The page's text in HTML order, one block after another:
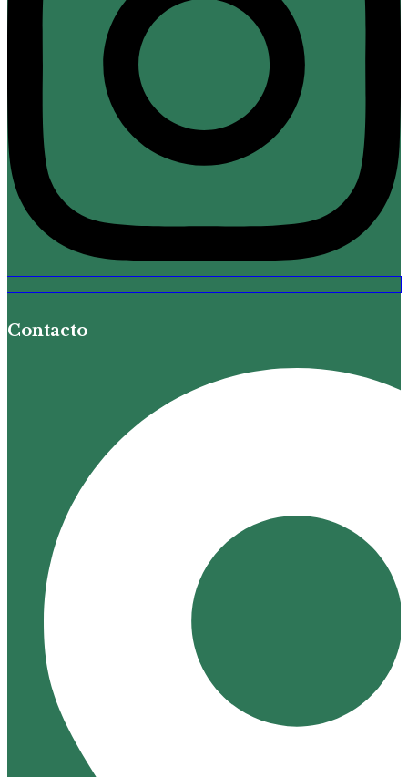
Contacto